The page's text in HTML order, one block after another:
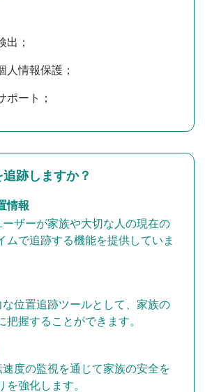
出；
人情報保護；
ポート；
跡しますか？
情報
ザーが家族や大切な人の現在の
ムで追跡する機能を提供していま
位置追跡ツールとして、家族の
握することができます。
度の監視を通じて家族の安全を
強化します。